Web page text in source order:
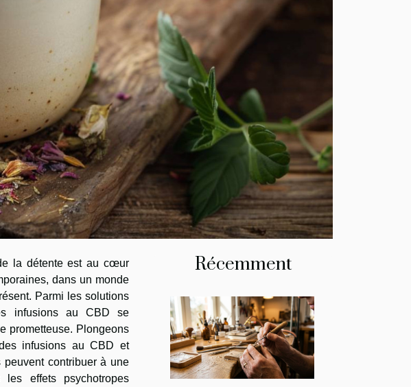
la détente est au cœur
dans un monde
Parmi les solutions
infusions au CBD se
prometteuse. Plongeons
infusions au CBD et
peuvent contribuer à une
les effets psychotropes
Récemment